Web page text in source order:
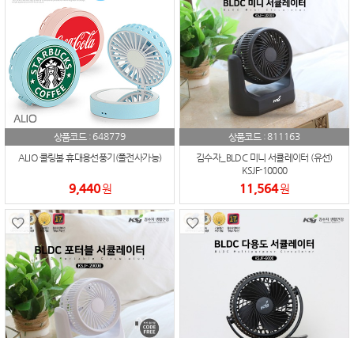
상품코드 : 648779
ALIO 쿨링볼 휴대용선풍기(풀전사가능)
9,440원
상품코드 :811163
김수자_BLDC 미니 서큘레이터 (유선)
KSJF-10000
11,564원